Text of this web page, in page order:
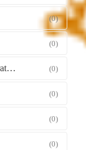
(0)
(0)
Orders and Decorations (0)
(0)
(0)
(0)